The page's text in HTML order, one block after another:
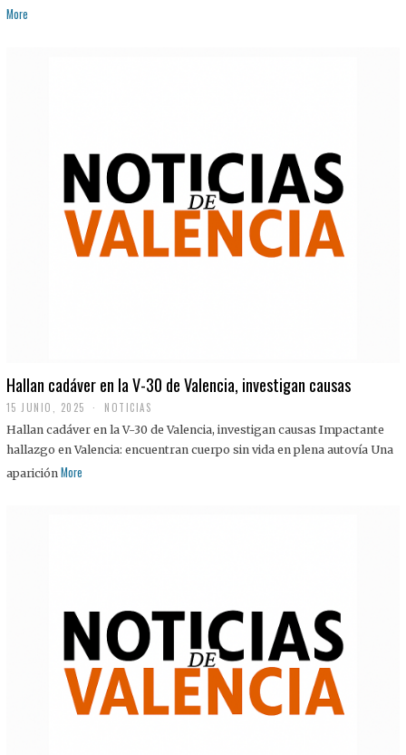
More
Hallan cadáver en la V-30 de Valencia, investigan causas
15 JUNIO, 2025 NOTICIAS
Hallan cadáver en la V-30 de Valencia, investigan causas Impactante
hallazgo en Valencia: encuentran cuerpo sin vida en plena autovía Una
aparición More